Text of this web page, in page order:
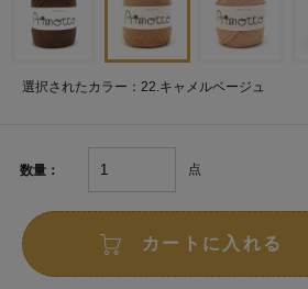
選択されたカラー：22.キャメルベージュ
数量： 点
カートに入れる